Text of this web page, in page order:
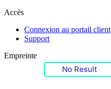
Accès
Connexion au portail client
Support
Empreinte
No Result